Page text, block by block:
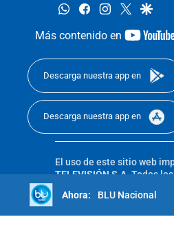
whatsappfacebookinstagram
twitter
Más contenido en
Descarga nuestra app en
Descarga nuestra app en
El uso de este sitio web
TELEVISIÓN S.A.Todos
sin autorización escrita
reserved 2025.BLU Nacional